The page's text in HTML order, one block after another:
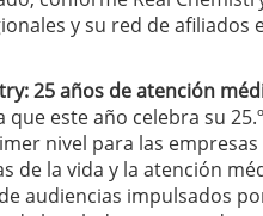
y su red de afiliados
25 años de atención
que este año celebra su
nivel para las
de la vida y la atención
audiencias impulsados